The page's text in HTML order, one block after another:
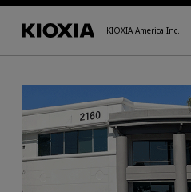
KIOXIA America Inc.